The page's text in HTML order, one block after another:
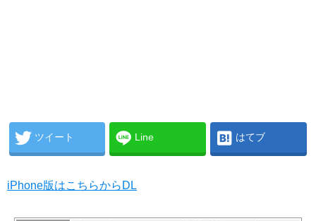
ツイート Line はてブ
iPhone版はこちらからDL